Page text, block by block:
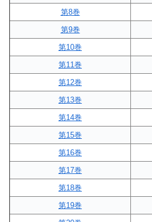
第8巻
第9巻
第10巻
第11巻
第12巻
第13巻
第14巻
第15巻
第16巻
第17巻
第18巻
第19巻